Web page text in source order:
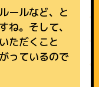
ールなど、と
ね。そして、
ただくこと
っているので